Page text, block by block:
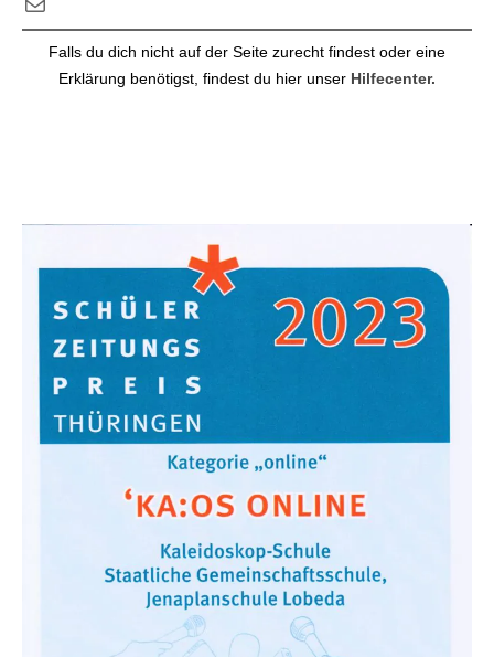
Falls du dich nicht auf der Seite zurecht findest oder eine
Erklärung benötigst, findest du hier unser Hilfecenter.